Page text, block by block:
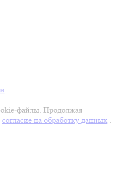
файлы. Продолжая
согласие на обработку данных .